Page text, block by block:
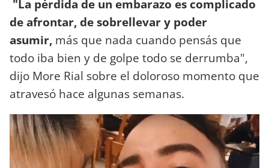
"La pérdida de un embarazo es complicado
de afrontar, de sobrellevar y poder
asumir, más que nada cuando pensás que
todo iba bien y de golpe todo se derrumba",
dijo More Rial sobre el doloroso momento que
atravesó hace algunas semanas.